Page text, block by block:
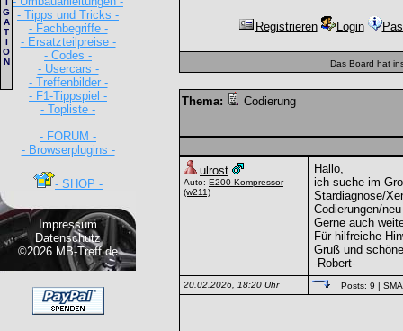
- Tipps und Tricks -
- Fachbegriffe -
- Ersatzteilpreise -
- Codes -
- Usercars -
- Treffenbilder -
- F1-Tippspiel -
- Topliste -
- FORUM -
- Browserplugins -
- SHOP -
Impressum
Datenschutz
©2026 MB-Treff.de
I
G
A
T
I
O
N
Registrieren Login
Das Board hat
Thema: Codierung
ulrost
Auto: E200 Kompressor
(w211)
Hallo,
ich suche im
Stardiagnose/
Codierungen/
Gerne auch
Für hilfreiche
Gruß und
-Robert-
20.02.2026, 18:20 Uhr Posts: 9 |